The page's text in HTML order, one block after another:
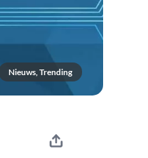
Nieuws, Trending